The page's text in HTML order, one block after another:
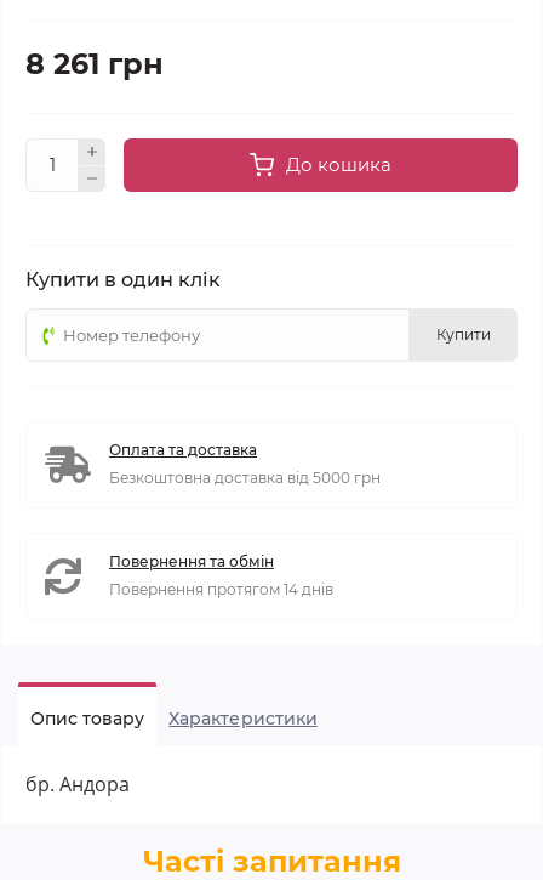
8 261 грн
До кошика
Купити в один клік
Купити
Оплата та доставка
Безкоштовна доставка від 5000 грн
Повернення та обмін
Повернення протягом 14 днів
Опис товару Характеристики
бр. Андора
Часті запитання